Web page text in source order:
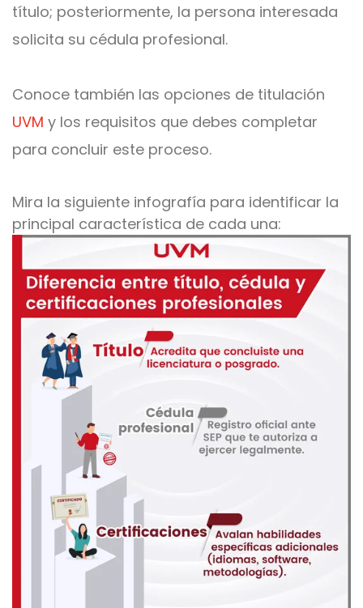
título; posteriormente, la persona interesada
solicita su cédula profesional.
Conoce también las opciones de titulación
UVM y los requisitos que debes completar
para concluir este proceso.
Mira la siguiente infografía para identificar la
principal característica de cada una: